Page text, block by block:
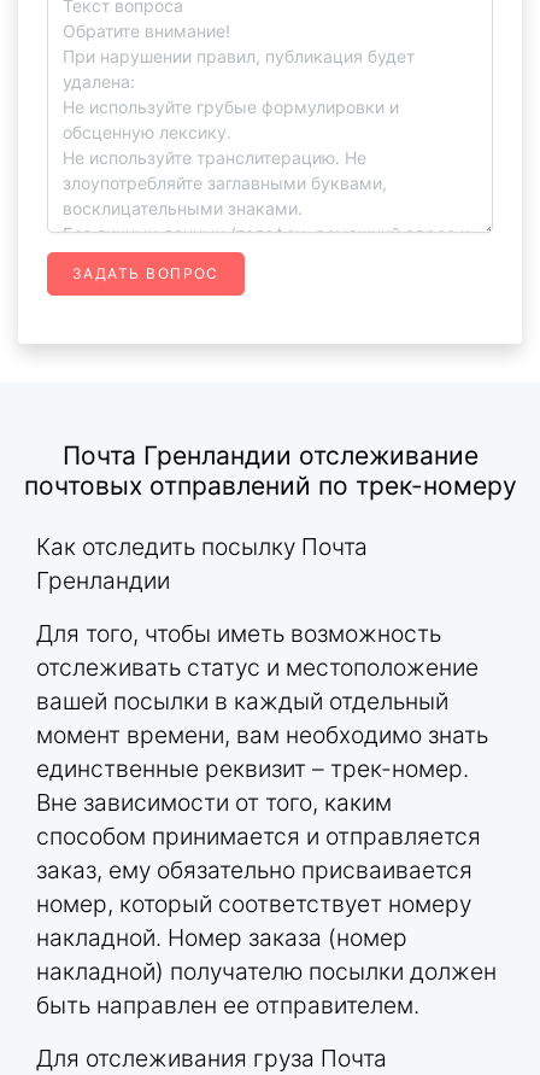
ЗАДАТЬ ВОПРОС
Почта Гренландии отслеживание
почтовых отправлений по трек-номеру
Как отследить посылку Почта
Гренландии
Для того, чтобы иметь возможность
отслеживать статус и местоположение
вашей посылки в каждый отдельный
момент времени, вам необходимо знать
единственные реквизит – трек-номер.
Вне зависимости от того, каким
способом принимается и отправляется
заказ, ему обязательно присваивается
номер, который соответствует номеру
накладной. Номер заказа (номер
накладной) получателю посылки должен
быть направлен ее отправителем.
Для отслеживания груза Почта